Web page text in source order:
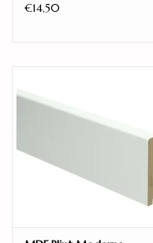
Zwevend
Warmteweerstand (m2K/W)
Vellingkant
Pressed bevel 4V
€14,50